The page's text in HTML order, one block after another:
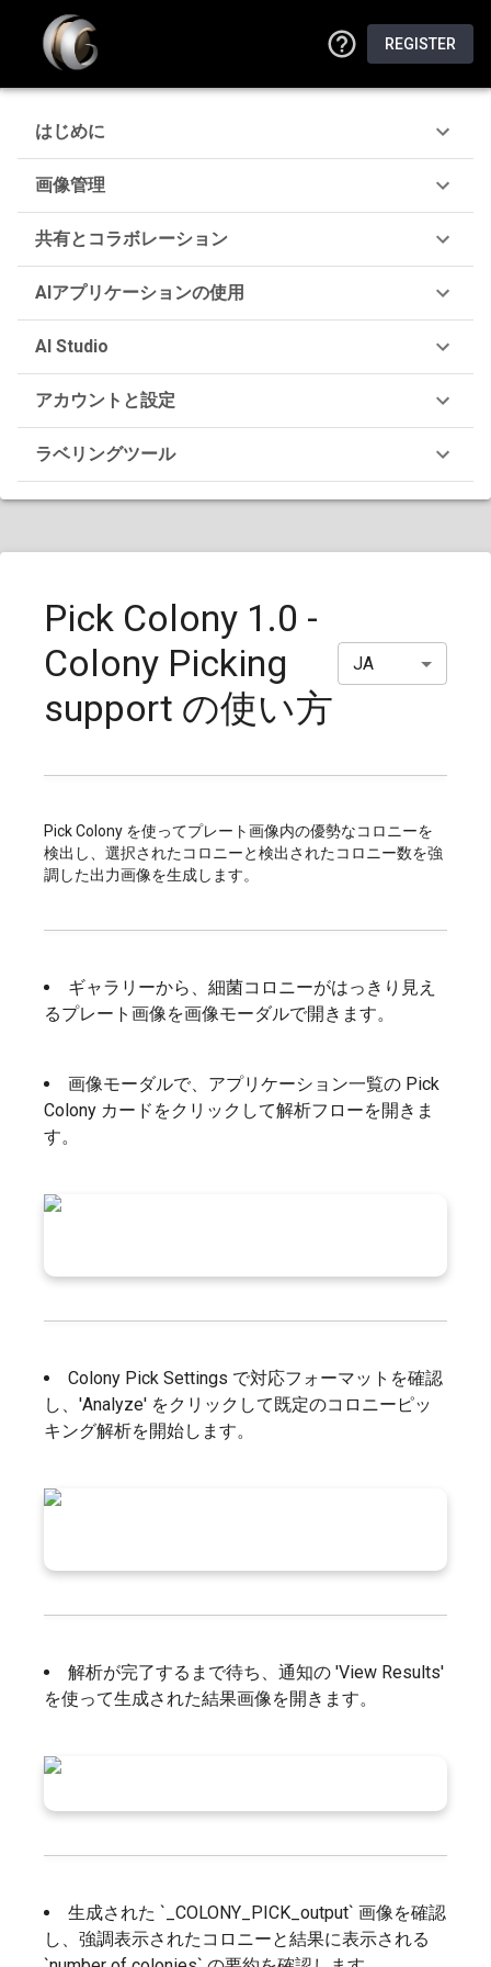
REGISTER
はじめに
画像管理
共有とコラボレーション
AIアプリケーションの使用
AI Studio
アカウントと設定
ラベリングツール
Pick Colony 1.0 -
Colony Picking
support の使い方
JA
Pick Colony を使ってプレート画像内の優勢なコロニーを
検出し、選択されたコロニーと検出されたコロニー数を強
調した出力画像を生成します。
ギャラリーから、細菌コロニーがはっきり見え
るプレート画像を画像モーダルで開きます。
画像モーダルで、アプリケーション一覧の Pick
Colony カードをクリックして解析フローを開きま
す。
Colony Pick Settings で対応フォーマットを確認
し、'Analyze' をクリックして既定のコロニーピッ
キング解析を開始します。
解析が完了するまで待ち、通知の 'View Results'
を使って生成された結果画像を開きます。
生成された `_COLONY_PICK_output` 画像を確認
し、強調表示されたコロニーと結果に表示される